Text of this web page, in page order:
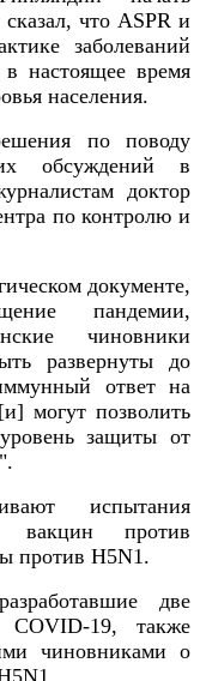
что ASPR и
заболеваний
настоящее время
населения.
по поводу
обсуждений в
доктор
по контролю и
документе,
пандемии,
чиновники
развернуты до
ответ на
могут позволить
защиты от
испытания
вакцин против
против H5N1.
две
COVID-19, также
чиновниками о